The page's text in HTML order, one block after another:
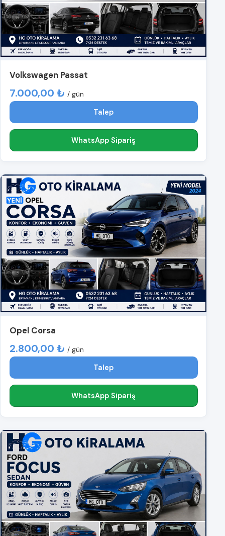
Volkswagen Passat
7.000,00 ₺ / gün
Talep
WhatsApp Sipariş
Opel Corsa
2.800,00 ₺ / gün
Talep
WhatsApp Sipariş